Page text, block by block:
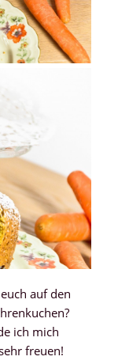
auf den
ich mich
freuen!